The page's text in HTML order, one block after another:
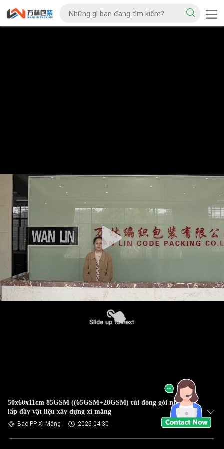
50x60x11cm 85GSM ((65GSM+20GSM) túi đóng gói nhựa để
lấp đầy vật liệu xây dựng xi măng
Bao PP Xi Măng 2025-04-30